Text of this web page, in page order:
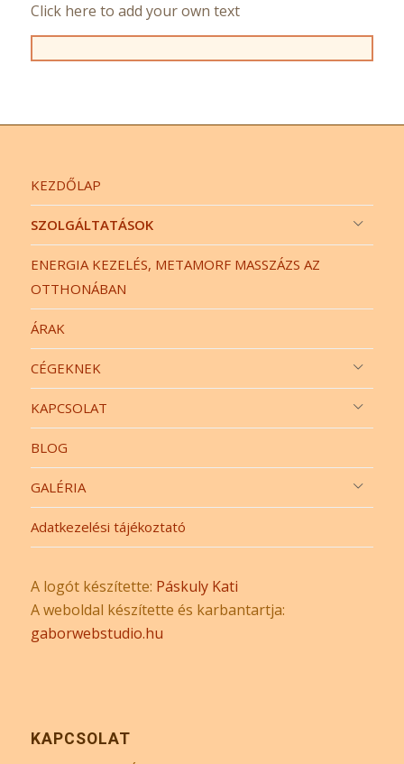
Click here to add your own text
KEZDŐLAP
SZOLGÁLTATÁSOK
ENERGIA KEZELÉS, METAMORF MASSZÁZS AZ
OTTHONÁBAN
ÁRAK
CÉGEKNEK
KAPCSOLAT
BLOG
GALÉRIA
Adatkezelési tájékoztató
A logót készítette: Páskuly Kati
A weboldal készítette és karbantartja:
gaborwebstudio.hu
KAPCSOLAT